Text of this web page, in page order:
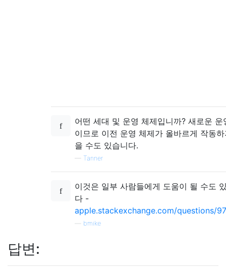
어떤 세대 및 운영 체제입니까? 새로운 운
이므로 이전 운영 체제가 올바르게 작동
을 수도 있습니다.
— Tanner
이것은 일부 사람들에게 도움이 될 수도
다 -
apple.stackexchange.com/questions/
bmike
답변: